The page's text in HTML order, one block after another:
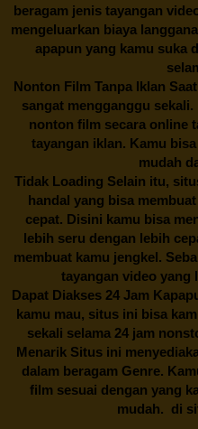
beragam jenis tayangan
mengeluarkan biaya
apapun yang kamu suka
Nonton Film Tanpa Iklan
sangat mengganggu
nonton film secara online
tayangan iklan. Kamu
mudah
Tidak Loading Selain itu,
handal yang bisa
cepat. Disini kamu bisa
lebih seru dengan lebih
membuat kamu jengkel.
tayangan video yang
Dapat Diakses 24 Jam
kamu mau, situs ini bisa
sekali selama 24 jam
Menarik Situs ini
dalam beragam Genre.
film sesuai dengan yang
mudah. di